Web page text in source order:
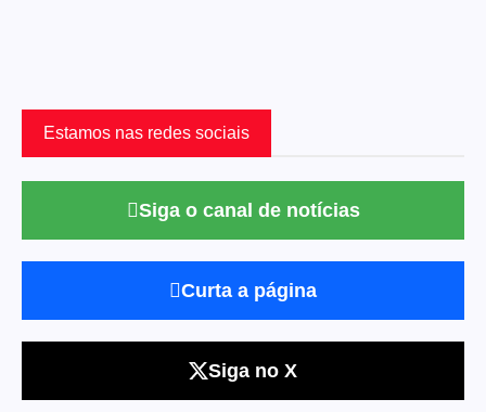
Estamos nas redes sociais
Siga o canal de notícias
Curta a página
Siga no X